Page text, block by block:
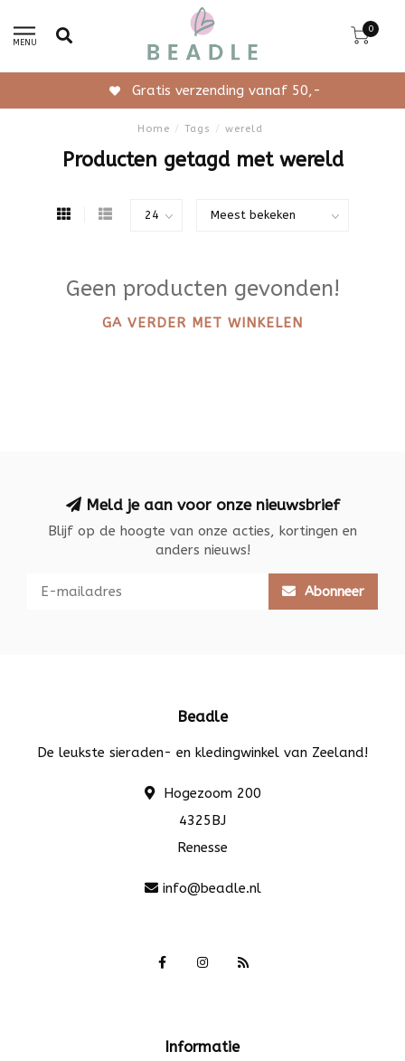
MENU
0
Gratis verzending vanaf 50,-
Home / Tags / wereld
Producten getagd met wereld
Geen producten gevonden!
GA VERDER MET WINKELEN
Meld je aan voor onze nieuwsbrief
Blijf op de hoogte van onze acties, kortingen en
anders nieuws!
Abonneer
Beadle
De leukste sieraden- en kledingwinkel van Zeeland!
Hogezoom 200
4325BJ
Renesse
info@beadle.nl
Informatie